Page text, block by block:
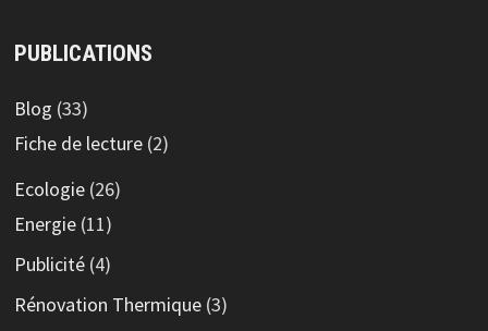
PUBLICATIONS
Blog (33)
Fiche de lecture (2)
Ecologie (26)
Energie (11)
Publicité (4)
Rénovation Thermique (3)